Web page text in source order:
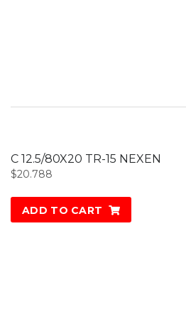
C 12.5/80X20 TR-15 NEXEN
$20.788
ADD TO CART